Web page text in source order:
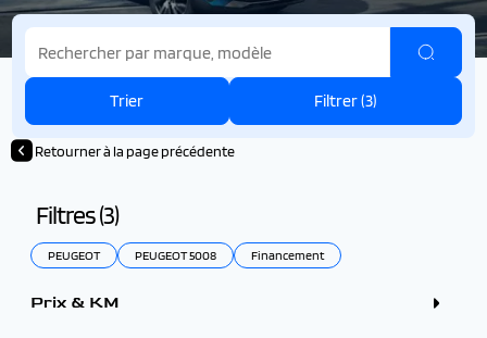
Trier Filtrer (3)
Retourner à la page précédente
Filtres (3)
PEUGEOT PEUGEOT 5008 Financement
Prix & KM